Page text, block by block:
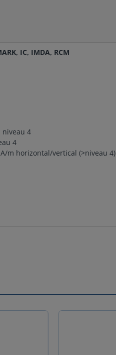
IC, IMDA, RCM
niveau 4
4
A/m horizontal/vertical (>niveau 4)